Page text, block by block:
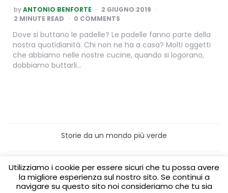
POSTED
BY
byANTONIO BENFORTE
2 GIUGNO 2019
2 MINUTE READ 0 COMMENTS
Dove si buttano le padelle? Le padelle fanno parte della
nostra quotidianità. Chi non ne ha a casa? Molti oggetti
che abbiamo nelle nostre cucine, quando si logorano,
dobbiamo buttarli…
Storie da un mondo più verde
Home
Turismo sostenibile
Laboratori/Visite per le scuole
Green content per aziende Media Partner
Utilizziamo i cookie per essere sicuri che tu possa avere
la migliore esperienza sul nostro sito. Se continui a
navigare su questo sito noi consideriamo che tu sia